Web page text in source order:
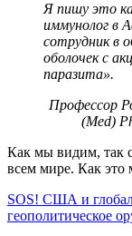
Я пишу это
иммунолог в
сотрудник в
оболочек с
паразита».
Профессор
(Med)
Как мы видим, так
всем мире. Как это
SOS! США и
геополитическое